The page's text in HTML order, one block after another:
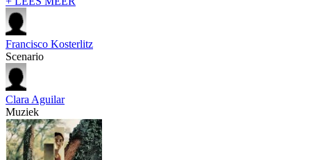
Francisco Kosterlitz
Scenario
Clara Aguilar
Muziek